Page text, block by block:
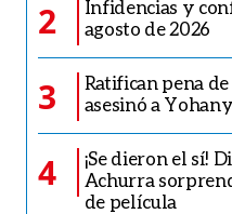
2
Infidencias y
agosto de 2026
3
Ratifican pena
asesinó a
4
¡Se dieron el sí!
Achurra
de película